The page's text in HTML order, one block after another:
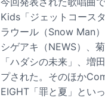
Kids「ジェットコース
ラウール（Snow Man
シゲアキ（NEWS）、
「ハダシの未来」、増
プされた。そのほか
EIGHT「罪と夏」とい